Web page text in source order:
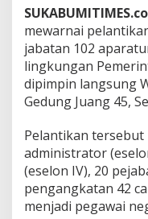
i
M
i
n
t
a
T
i
g
g
a
k
a
mewarnai
jabatan 102
lingkungan
dipimpin langsung
Gedung Juang 45,
Pelantikan
administrator
(eselon IV), 20
pengangkatan 42
menjadi pegawai